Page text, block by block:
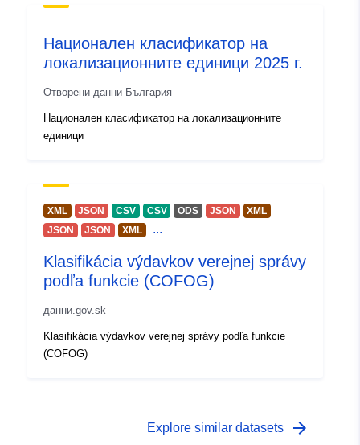
Национален класификатор на
локализационните единици 2025 г.
Отворени данни България
Национален класификатор на локализационните
единици
XML JSON CSV CSV ODS JSON
XML
JSON
JSON XML ...
Klasifikácia výdavkov verejnej správy
podľa funkcie (COFOG)
данни.gov.sk
Klasifikácia výdavkov verejnej správy podľa funkcie
(COFOG)
Explore similar datasets arrow_forward